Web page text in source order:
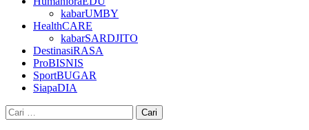
kabarUMBY
HealthCARE
kabarSARDJITO
DestinasiRASA
ProBISNIS
SportBUGAR
SiapaDIA
Cari
untuk: